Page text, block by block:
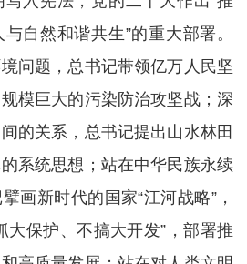
自然和谐共生”的重大部署。
问题，总书记带领亿万人民坚
模巨大的污染防治攻坚战；深
的关系，总书记提出山水林田
系统思想；站在中华民族永续
画新时代的国家“江河战略”，
大保护、不搞大开发”，部署推